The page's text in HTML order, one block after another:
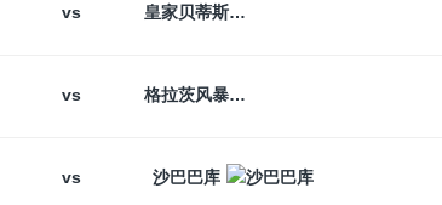
vs 皇家贝蒂斯
vs 格拉茨风暴
vs 沙巴巴库